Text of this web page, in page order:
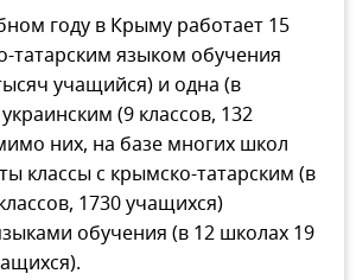
году в Крыму работает 15
татарским языком обучения
учащийся) и одна (в
(9 классов, 132
них, на базе многих школ
классы с крымско-татарским (в
1730 учащихся)
обучения (в 12 школах 19